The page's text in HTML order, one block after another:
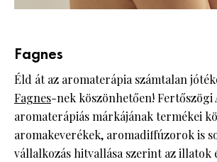
Fagnes
Éld át az aromaterápia számtalan
Fagnes-nek köszönhetően! Fertőszögi
aromaterápiás márkájának termékei
aromakeverékek, aromadiffúzorok is
vállalkozás hitvallása szerint az illatok